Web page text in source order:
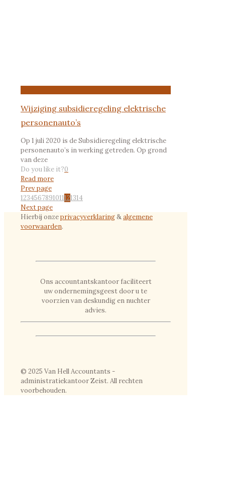
Wijziging subsidieregeling elektrische
personenauto’s
Op 1 juli 2020 is de Subsidieregeling elektrische
personenauto’s in werking getreden. Op grond
van deze
Do you like it?0
Read more
Prev page
1234567891011121314
Next page
Hierbij onzeprivacyverklaring&algemene
voorwaarden.
Ons accountantskantoor faciliteert
uw ondernemingsgeest door u te
voorzien van deskundig en nuchter
advies.
© 2025 Van Hell Accountants -
administratiekantoor Zeist. All rechten
voorbehouden.